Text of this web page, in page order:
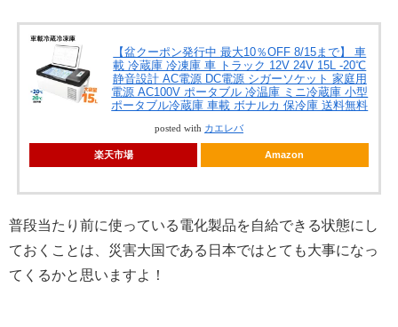
【盆クーポン発行中 最大10％OFF 8/15まで】 車
載 冷蔵庫 冷凍庫 車 トラック 12V 24V 15L -20℃
静音設計 AC電源 DC電源 シガーソケット 家庭用
電源 AC100V ポータブル 冷温庫 ミニ冷蔵庫 小型
ポータブル冷蔵庫 車載 ボナルカ 保冷庫 送料無料
posted with カエレバ
楽天市場 Amazon
普段当たり前に使っている電化製品を自給できる状態にし
ておくことは、災害大国である日本ではとても大事になっ
てくるかと思いますよ！